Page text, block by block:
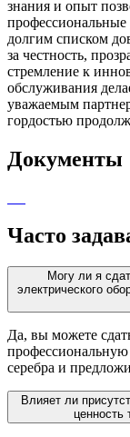
знания и опыт
долгим списком
за честность,
стремление к
обслуживания
уважаемым
гордостью
Документы
Часто
Могу ли я
электрического
Да, вы можете
серебра и
Влияет ли
ценность